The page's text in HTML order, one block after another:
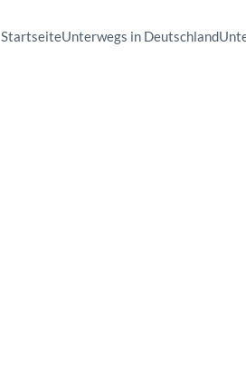
StartseiteUnterwegs in Deutschland